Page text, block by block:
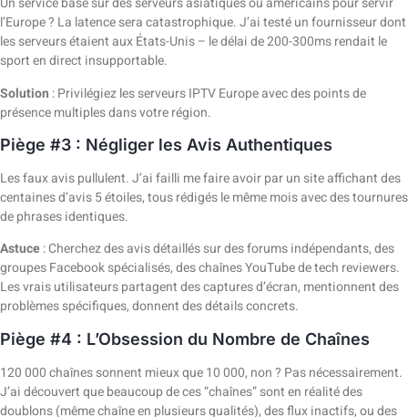
l’Europe ? La latence sera catastrophique. J’ai testé un fournisseur dont
les serveurs étaient aux États-Unis – le délai de 200-300ms rendait le
sport en direct insupportable.
Solution : Privilégiez les serveurs IPTV Europe avec des points de
présence multiples dans votre région.
Piège #3 : Négliger les Avis Authentiques
Les faux avis pullulent. J’ai failli me faire avoir par un site affichant des
centaines d’avis 5 étoiles, tous rédigés le même mois avec des tournures
de phrases identiques.
Astuce: Cherchez des avis détaillés sur des forums indépendants, des
groupes Facebook spécialisés, des chaînes YouTube de tech reviewers.
Les vrais utilisateurs partagent des captures d’écran, mentionnent des
problèmes spécifiques, donnent des détails concrets.
Piège #4 : L’Obsession du Nombre de Chaînes
120 000 chaînes sonnent mieux que 10 000, non ? Pas nécessairement.
J’ai découvert que beaucoup de ces “chaînes” sont en réalité des
doublons (même chaîne en plusieurs qualités), des flux inactifs, ou des